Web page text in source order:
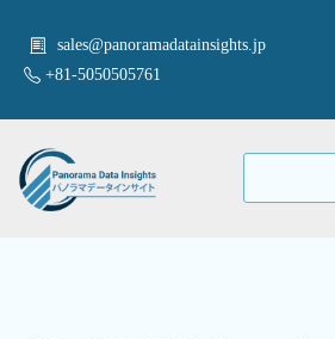
sales@panoramadatainsights.jp
+81-5050505761